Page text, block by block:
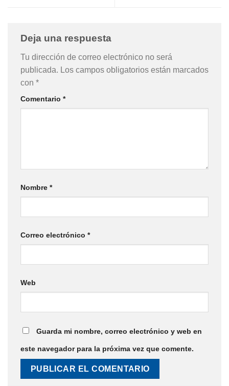
Deja una respuesta
Tu dirección de correo electrónico no será
publicada. Los campos obligatorios están marcados
con *
Comentario *
Nombre *
Correo electrónico *
Web
Guarda mi nombre, correo electrónico y web en
este navegador para la próxima vez que comente.